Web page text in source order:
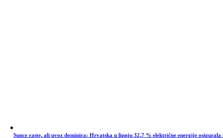
Sunce raste, ali uvoz dominira: Hrvatska u lipnju 32,7 % električne energije osigurala